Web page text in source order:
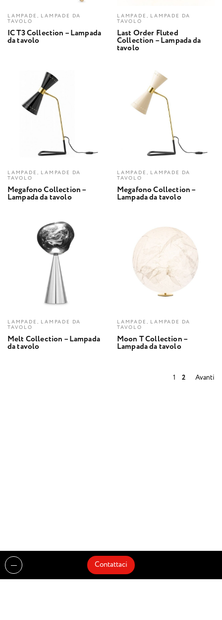
LAMPADE, LAMPADE DA
TAVOLO
IC T3 Collection – Lampada
da tavolo
LAMPADE, LAMPADE DA
TAVOLO
Last Order Fluted
Collection – Lampada da
tavolo
LAMPADE, LAMPADE DA
TAVOLO
Megafono Collection –
Lampada da tavolo
LAMPADE, LAMPADE DA
TAVOLO
Megafono Collection –
Lampada da tavolo
LAMPADE, LAMPADE DA
TAVOLO
Melt Collection – Lampada
da tavolo
LAMPADE, LAMPADE DA
TAVOLO
Moon T Collection –
Lampada da tavolo
1 2 Avanti
Contattaci